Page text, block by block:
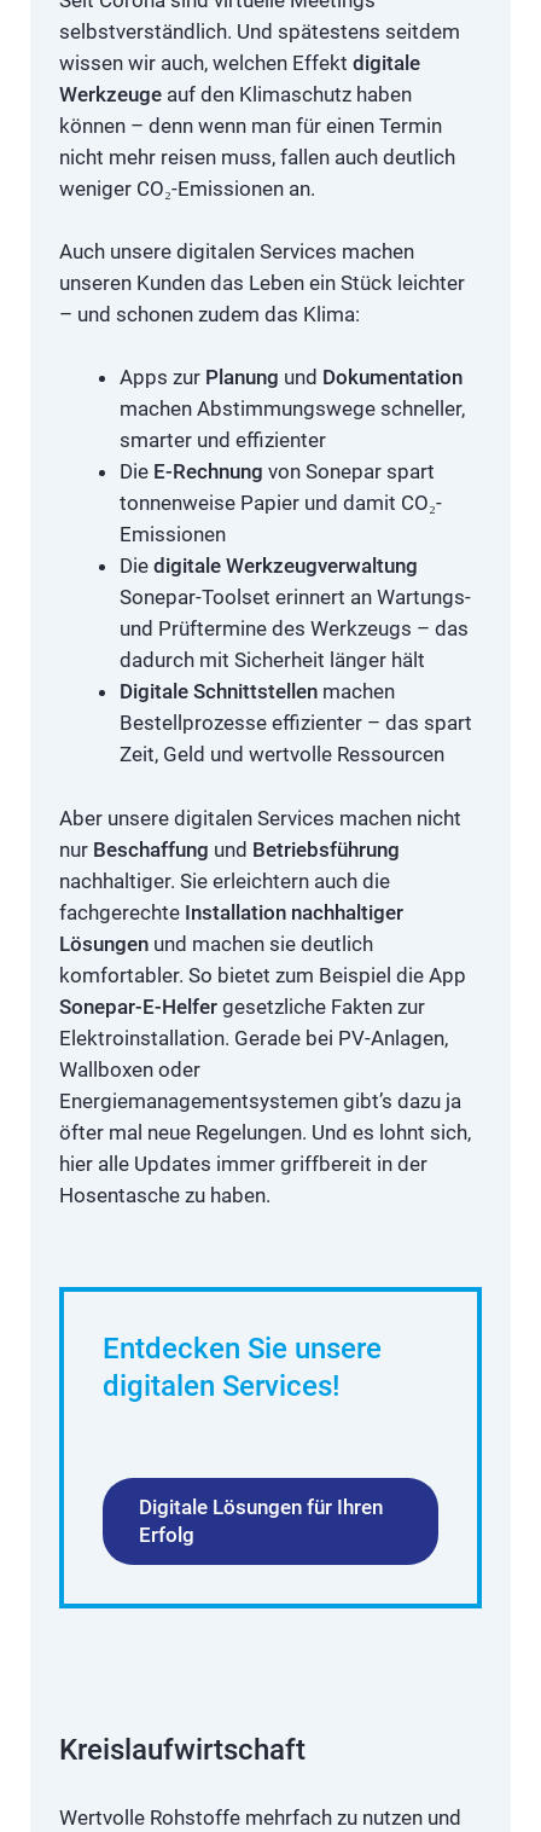
selbstverständlich. Und spätestens seitdem
wissen wir auch, welchen Effekt digitale
Werkzeuge auf den Klimaschutz haben
können – denn wenn man für einen Termin
nicht mehr reisen muss, fallen auch deutlich
weniger CO₂-Emissionen an.
Auch unsere digitalen Services machen
unseren Kunden das Leben ein Stück leichter
– und schonen zudem das Klima:
Apps zur Planung und Dokumentation
machen Abstimmungswege schneller,
smarter und effizienter
Die E-Rechnung von Sonepar spart
tonnenweise Papier und damit CO₂-
Emissionen
Die digitale Werkzeugverwaltung
Sonepar-Toolset erinnert an Wartungs-
und Prüftermine des Werkzeugs – das
dadurch mit Sicherheit länger hält
Digitale Schnittstellen machen
Bestellprozesse effizienter – das spart
Zeit, Geld und wertvolle Ressourcen
Aber unsere digitalen Services machen nicht
nur Beschaffung und Betriebsführung
nachhaltiger. Sie erleichtern auch die
fachgerechte Installation nachhaltiger
Lösungen und machen sie deutlich
komfortabler. So bietet zum Beispiel die App
Sonepar-E-Helfer gesetzliche Fakten zur
Elektroinstallation. Gerade bei PV-Anlagen,
Wallboxen oder
Energiemanagementsystemen gibt’s dazu ja
öfter mal neue Regelungen. Und es lohnt sich,
hier alle Updates immer griffbereit in der
Hosentasche zu haben.
Entdecken Sie unsere
digitalen Services!
Digitale Lösungen für Ihren
Erfolg
Kreislaufwirtschaft
Wertvolle Rohstoffe mehrfach zu nutzen und